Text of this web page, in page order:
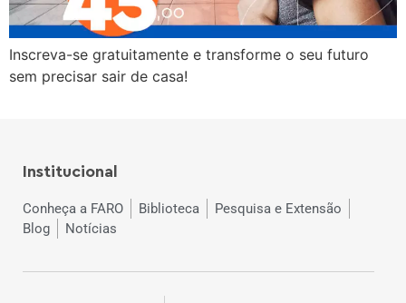
Inscreva-se gratuitamente e transforme o seu futuro
sem precisar sair de casa!
Institucional
Conheça a FARO Biblioteca
Pesquisa e Extensão
Blog
Notícias